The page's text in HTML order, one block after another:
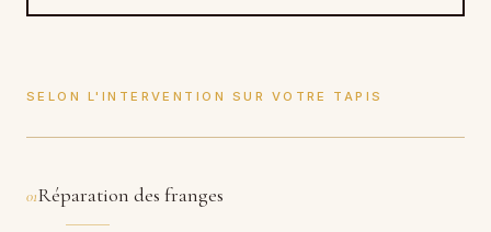
SELON L'INTERVENTION SUR VOTRE TAPIS
01Réparation des franges